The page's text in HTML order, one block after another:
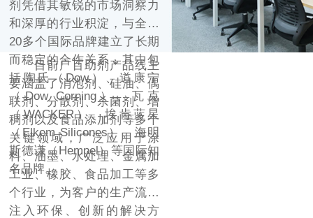
剂凭借其敏锐的市场洞察力
和深厚的行业积淀，与全球
20多个国际品牌建立了长期
而稳定的合作关系，其中包
括陶氏（Dow）、道康宁
（Dow Corning）、瓦克
（WACKER）、埃肯蓝星
（Elkem Silicones）、海明
斯德谦（Hempel）等国际知
名品牌。
目前广百助剂产品线主
要涵盖了消泡剂、硅油、偶
联剂、分散剂、杀菌剂、增
稠剂以及食品添加剂等多个
关键领域，广泛应用于涂
料、油墨、水处理、金属加
工业、橡胶、食品加工等多
个行业，为客户的生产流程
注入环保、创新的解决方